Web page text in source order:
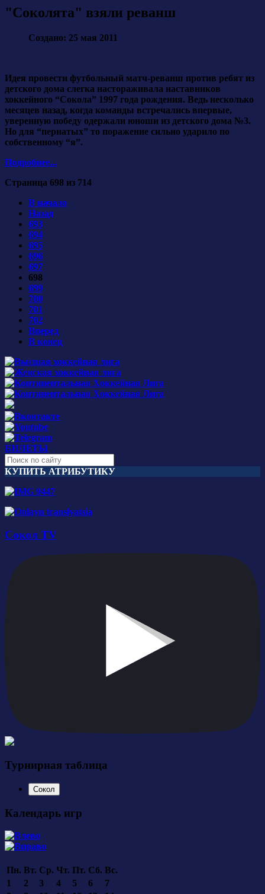
"Соколята" взяли реванш
Создано: 25 мая 2011
Идея провести футбольный матч-реванш против ребят из
детского дома слегка настораживала наставников
хоккейного “Сокола” 1997 года рождения. Ведь несколько
месяцев назад, когда команды встречались впервые,
уверенную победу одержали юноши из детского дома №3.
Но для “пернатых” то поражение сильно ударило по
собственному “я”.
Подробнее...
Страница 698 из 714
В начало
Назад
693
694
695
696
697
698
699
700
701
702
Вперед
В конец
БИЛЕТЫ
КУПИТЬ АТРИБУТИКУ
Сокол TV
Турнирная таблица
Сокол
Календарь игр
Пн. Вт. Ср. Чт. Пт. Сб. Вс.
1
2 3 4 5 6
7